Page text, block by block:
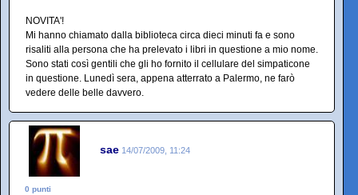
NOVITA'!
Mi hanno chiamato dalla biblioteca circa dieci minuti fa e sono
risaliti alla persona che ha prelevato i libri in questione a mio nome.
Sono stati così gentili che gli ho fornito il cellulare del simpaticone
in questione. Lunedì sera, appena atterrato a Palermo, ne farò
vedere delle belle davvero.
sae 14/07/2009, 11:24
0 punti